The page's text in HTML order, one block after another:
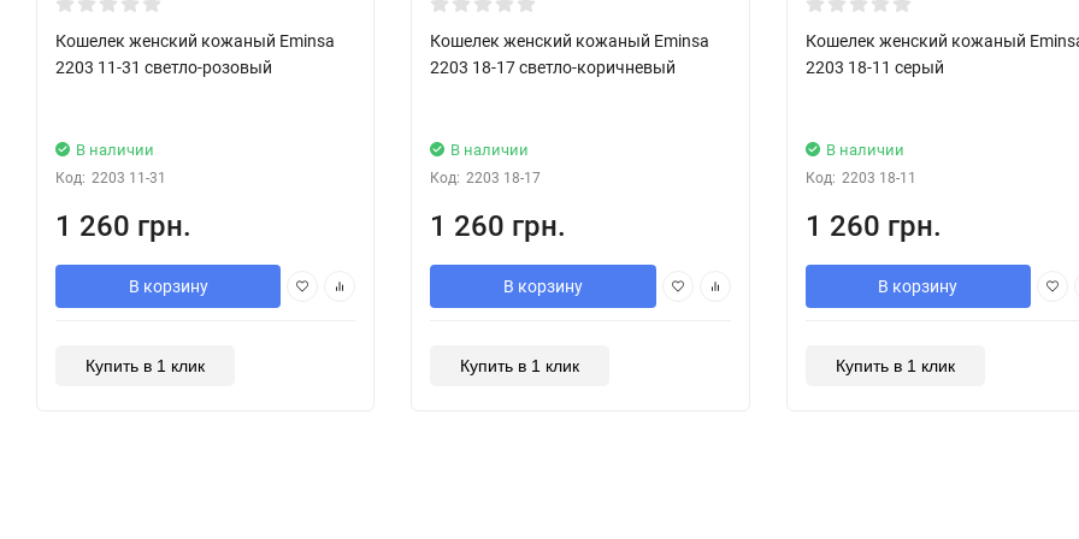
Кошелек женский кожаный Eminsa
2203 11-31 светло-розовый
В наличии
Код: 2203 11-31
1 260 грн.
В корзину
Купить в 1 клик
Кошелек женский кожаный Eminsa
2203 18-17 светло-коричневый
В наличии
Код: 2203 18-17
1 260 грн.
В корзину
Купить в 1 клик
Кошелек женский кожаный
2203 18-11 серый
В наличии
Код: 2203 18-11
1 260 грн.
В корзину
Купить в 1 клик